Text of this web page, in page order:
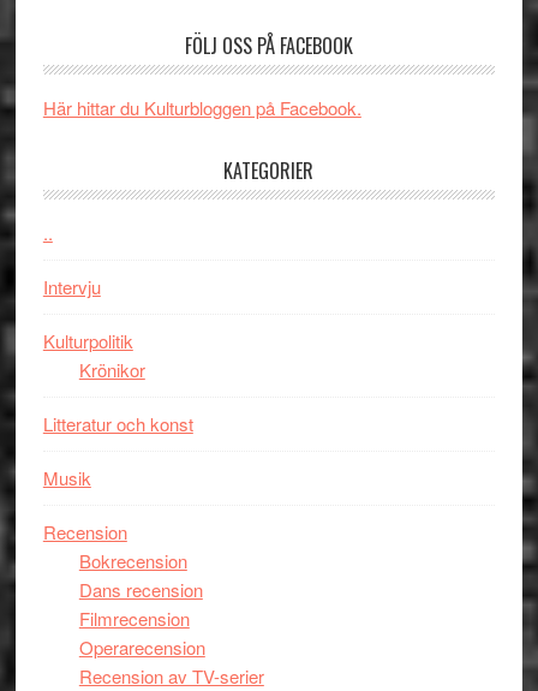
Chan
kan
serie:
om
människans
FÖLJ OSS PÅ FACEBOOK
Här hittar du Kulturbloggen på Facebook.
KATEGORIER
..
Intervju
Kulturpolitik
Krönikor
Litteratur och konst
Musik
Recension
Bokrecension
Dans recension
Filmrecension
Operarecension
Recension av TV-serier